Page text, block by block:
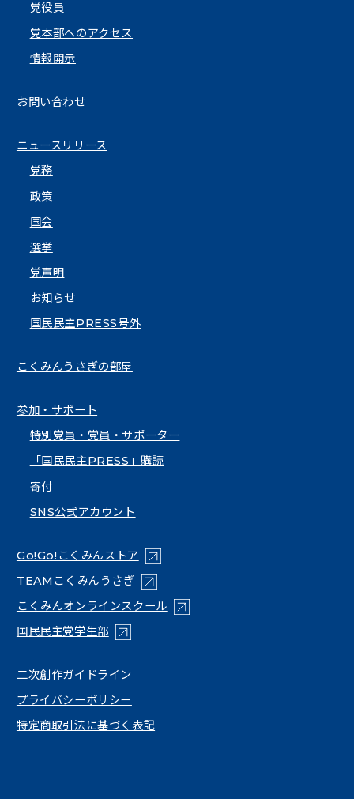
党役員
党本部へのアクセス
情報開示
お問い合わせ
ニュースリリース
党務
政策
国会
選挙
党声明
お知らせ
国民民主PRESS号外
こくみんうさぎの部屋
参加・サポート
特別党員・党員・サポーター
「国民民主PRESS」購読
寄付
SNS公式アカウント
Go!Go!こくみんストア （新しいタブで開く）
TEAMこくみんうさぎ（新しいタブで開く）
こくみんオンラインスクール（新しいタブで開く）
国民民主党学生部（新しいタブで開く）
二次創作ガイドライン
プライバシーポリシー
特定商取引法に基づく表記